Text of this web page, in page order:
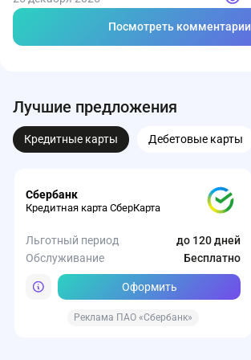
Посмотреть комментарии
Лучшие предложения
Кредитные карты Дебетовые карты
Сбербанк
Кредитная карта СберКарта
Льготный период
до 120 дней
Обслуживание
Бесплатно
Оформить
Реклама ПАО «Сбербанк»